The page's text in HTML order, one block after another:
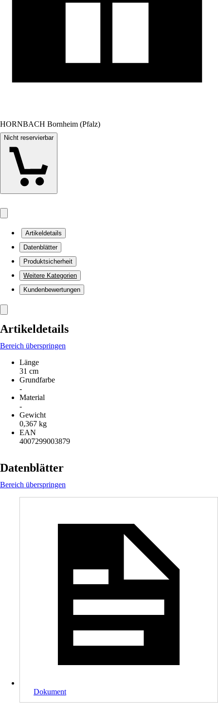
HORNBACH Bornheim (Pfalz)
Nicht reservierbar
Artikeldetails
Datenblätter
Produktsicherheit
Weitere Kategorien
Kundenbewertungen
Artikeldetails
Bereich überspringen
Länge
31 cm
Grundfarbe
-
Material
-
Gewicht
0,367 kg
EAN
4007299003879
Datenblätter
Bereich überspringen
Dokument